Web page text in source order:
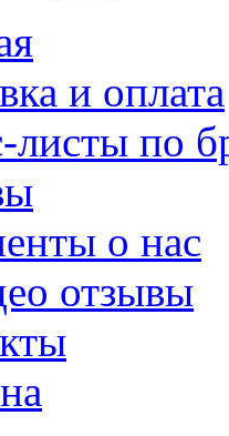
и оплата
листы по
о нас
отзывы